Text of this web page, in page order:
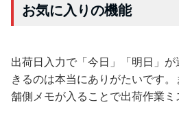
お気に入りの機能
出荷日入力で「今日」「明日」
きるのは本当にありがたいです
舗側メモが入ることで出荷作業ミ